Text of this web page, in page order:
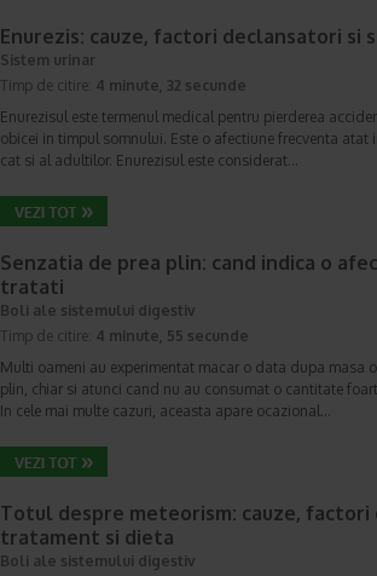
Enurezis: cauze, factori declansatori si
Sistem urinar
Timp de citire: 4 minute, 32 secunde
Enurezisul este termenul medical pentru pierderea
obicei in timpul somnului. Este o afectiune frecventa atat
cat si al adultilor. Enurezisul este considerat…
Senzatia de prea plin: cand indica o
tratati
Boli ale sistemului digestiv
Timp de citire: 4 minute, 55 secunde
Multi oameni au experimentat macar o data dupa masa
plin, chiar si atunci cand nu au consumat o cantitate
In cele mai multe cazuri, aceasta apare ocazional…
Totul despre meteorism: cauze, factori
tratament si dieta
Boli ale sistemului digestiv